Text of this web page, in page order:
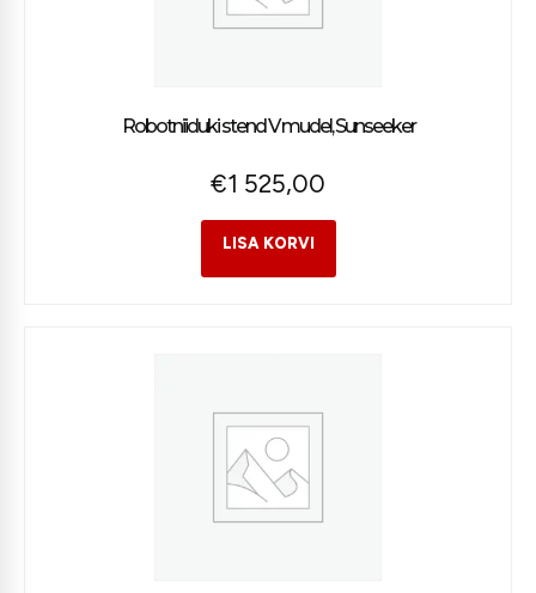
Robotniiduki stend V mudel, Sunseeker
€1 525,00